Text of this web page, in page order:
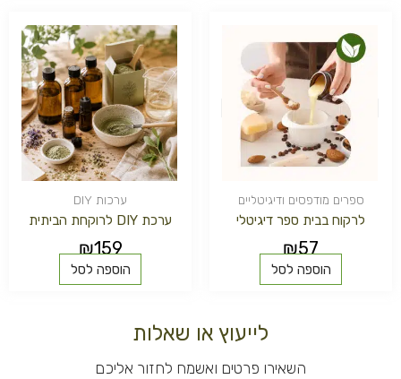
ספרים מודפסים ודיגיטליים
לרקוח בבית ספר דיגיטלי
₪57
הוספה לסל
ערכות DIY
ערכת DIY לרוקחת הביתית
₪159
הוספה לסל
לייעוץ או שאלות
השאירו פרטים ואשמח לחזור אליכם